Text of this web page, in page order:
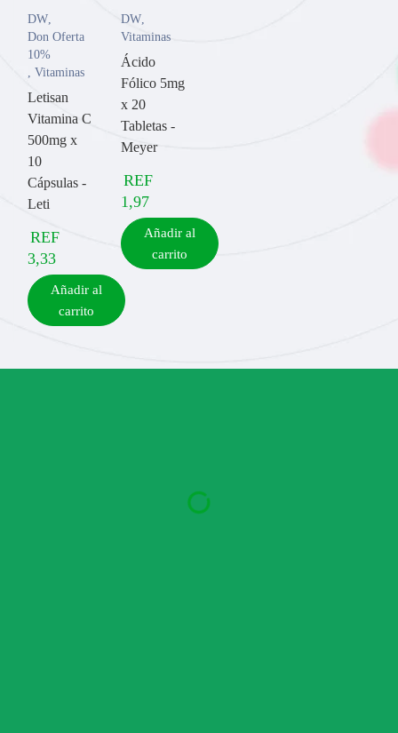
DW,
Don Oferta
10%
, Vitaminas
Letisan
Vitamina C
500mg x
10
Cápsulas -
Leti
REF
3,33
Añadir al
carrito
DW,
Vitaminas
Ácido
Fólico 5mg
x 20
Tabletas -
Meyer
REF
1,97
Añadir al
carrito